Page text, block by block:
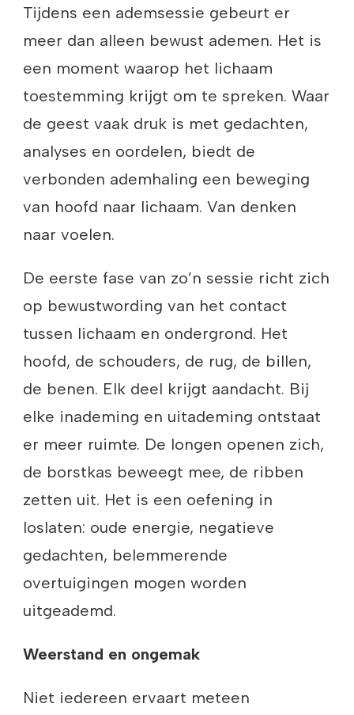
Tijdens een ademsessie gebeurt er
meer dan alleen bewust ademen. Het is
een moment waarop het lichaam
toestemming krijgt om te spreken. Waar
de geest vaak druk is met gedachten,
analyses en oordelen, biedt de
verbonden ademhaling een beweging
van hoofd naar lichaam. Van denken
naar voelen.
De eerste fase van zo’n sessie richt zich
op bewustwording van het contact
tussen lichaam en ondergrond. Het
hoofd, de schouders, de rug, de billen,
de benen. Elk deel krijgt aandacht. Bij
elke inademing en uitademing ontstaat
er meer ruimte. De longen openen zich,
de borstkas beweegt mee, de ribben
zetten uit. Het is een oefening in
loslaten: oude energie, negatieve
gedachten, belemmerende
overtuigingen mogen worden
uitgeademd.
Weerstand en ongemak
Niet iedereen ervaart meteen